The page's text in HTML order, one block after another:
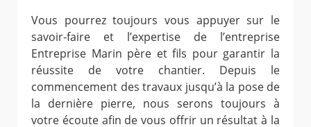
Vous pourrez toujours vous appuyer sur le
savoir-faire et l’expertise de l’entreprise
Entreprise Marin père et fils pour garantir la
réussite de votre chantier. Depuis le
commencement des travaux jusqu’à la pose de
la dernière pierre, nous serons toujours à
votre écoute afin de vous offrir un résultat à la